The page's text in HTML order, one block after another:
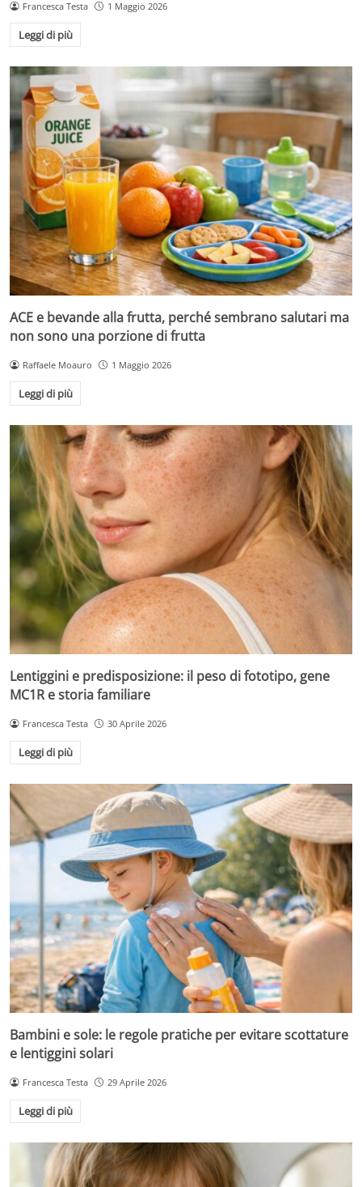
Francesca Testa 1 Maggio 2026
Leggi di più
ACE e bevande alla frutta, perché sembrano salutari ma
non sono una porzione di frutta
Raffaele Moauro 1 Maggio 2026
Leggi di più
Lentiggini e predisposizione: il peso di fototipo, gene
MC1R e storia familiare
Francesca Testa 30 Aprile 2026
Leggi di più
Bambini e sole: le regole pratiche per evitare scottature
e lentiggini solari
Francesca Testa 29 Aprile 2026
Leggi di più